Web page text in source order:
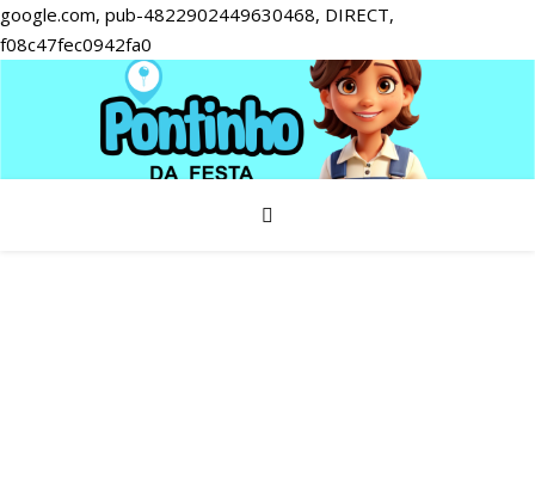
google.com, pub-4822902449630468, DIRECT,
f08c47fec0942fa0